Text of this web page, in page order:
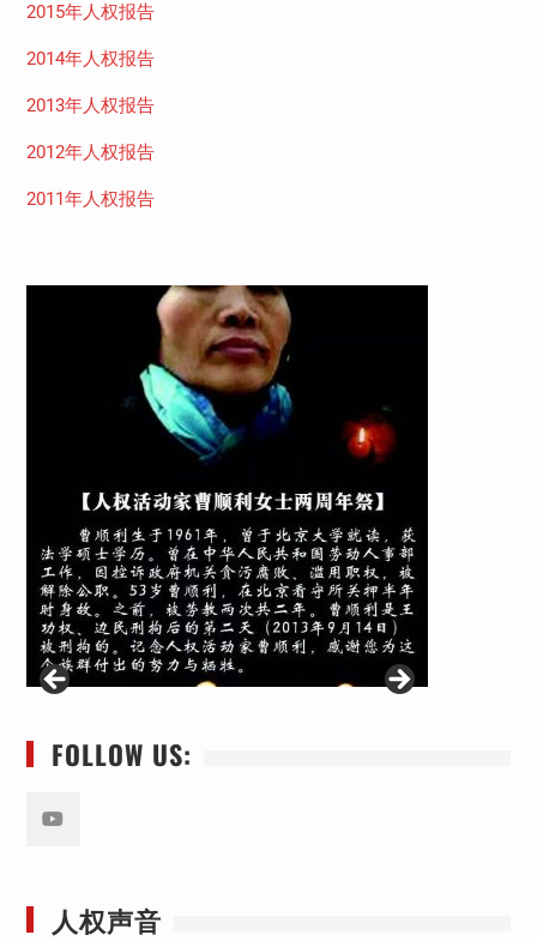
2015年人权报告
2014年人权报告
2013年人权报告
2012年人权报告
2011年人权报告
FOLLOW US:
人权声音